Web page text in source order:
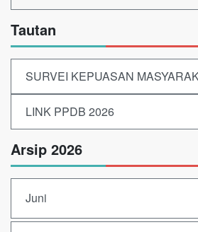
Tautan
SURVEI KEPUASAN
LINK PPDB 2026
Arsip 2026
Juni